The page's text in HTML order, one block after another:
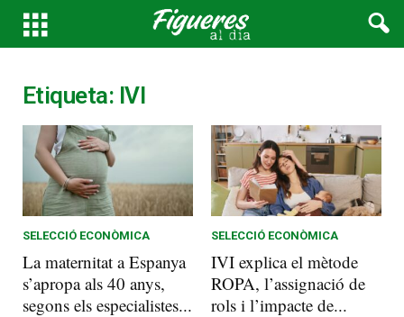
Etiqueta: IVI
SELECCIÓ ECONÒMICA
La maternitat a Espanya
s’apropa als 40 anys,
segons els especialistes...
SELECCIÓ ECONÒMICA
IVI explica el mètode
ROPA, l’assignació de
rols i l’impacte de...